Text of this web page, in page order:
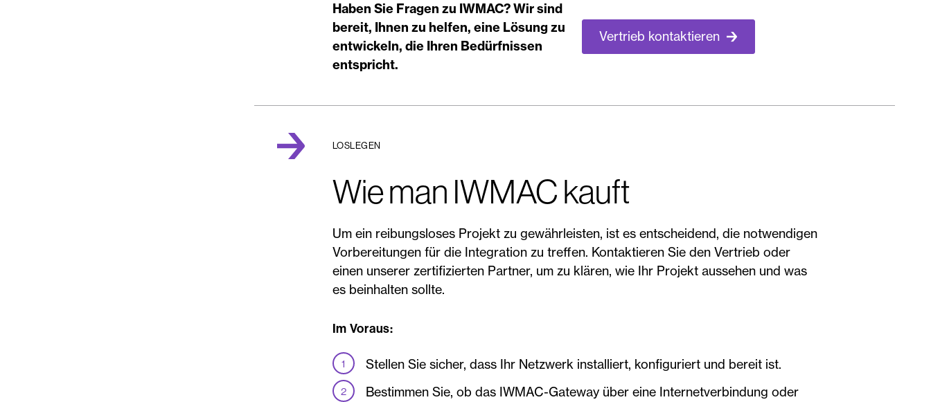
Haben Sie Fragen zu IWMAC? Wir sind
bereit, Ihnen zu helfen, eine Lösung zu
entwickeln, die Ihren Bedürfnissen
entspricht.
Vertrieb kontaktieren
LOSLEGEN
Wie man IWMAC kauft
Um ein reibungsloses Projekt zu gewährleisten, ist es entscheidend, die notwendigen
Vorbereitungen für die Integration zu treffen. Kontaktieren Sie den Vertrieb oder
einen unserer zertifizierten Partner, um zu klären, wie Ihr Projekt aussehen und was
es beinhalten sollte.
Im Voraus:
Stellen Sie sicher, dass Ihr Netzwerk installiert, konfiguriert und bereit ist.
Bestimmen Sie, ob das IWMAC-Gateway über eine Internetverbindung oder